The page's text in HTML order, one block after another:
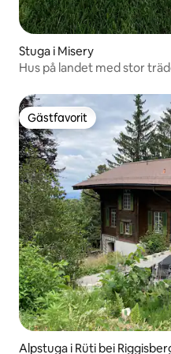
Stuga i Misery
Hus på landet med stor
Gästfavorit
Gästfavorit
Alpstuga i Rüti bei